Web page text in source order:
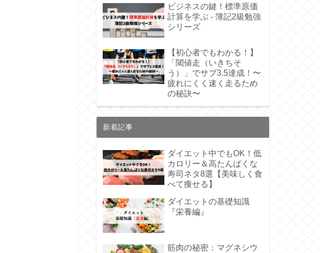
ビジネスの鍵！標準原価
計算を学ぶ - 簿記2級勉強
シリーズ
【初心者でもわかる！】
「閾値走（いきちそ
う）」でサブ3.5達成！〜
疲れにくく速く走るため
の秘訣〜
新着記事
ダイエット中でもOK！低
カロリー＆高たんぱくな
寿司ネタ8選【美味しく食
べて痩せる】
ダイエットの基礎知識
『栄養編』
筋肉の秘密：マグネシウ